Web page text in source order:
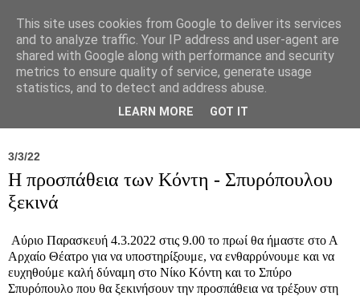
Σύλλογος Ιπποκράτειος
3/3/22
Η προσπάθεια των Κόντη - Σπυρόπουλου
ξεκινά
Αύριο Παρασκευή 4.3.2022 στις 9.00 το πρωί θα ήμαστε στο Α
Αρχαίο Θέατρο για να υποστηρίξουμε, να ενθαρρύνουμε και να
ευχηθούμε καλή δύναμη στο Νίκο Κόντη και το Σπύρο
Σπυρόπουλο που θα ξεκινήσουν την προσπάθεια να τρέξουν στη
This site uses cookies from Google to deliver its services
and to analyze traffic. Your IP address and user-agent are
shared with Google along with performance and security
metrics to ensure quality of service, generate usage
statistics, and to detect and address abuse.
LEARN MORE GOT IT